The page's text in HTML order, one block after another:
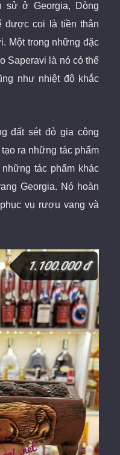
sử ở Georgia, Dòng
được coi là tiền thân
Một trong những đặc
Saperavi là nó có thể
như nhiệt độ khắc
đất sét đỏ gia công
ra những tác phẩm
tác phẩm khác
Georgia. Nó hoàn
vụ rượu vang và